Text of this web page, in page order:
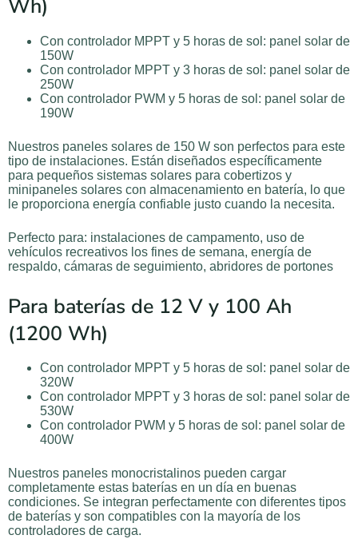
Wh)
Con controlador MPPT y 5 horas de sol: panel solar de
150W
Con controlador MPPT y 3 horas de sol: panel solar de
250W
Con controlador PWM y 5 horas de sol: panel solar de
190W
Nuestros paneles solares de 150 W son perfectos para este
tipo de instalaciones. Están diseñados específicamente
para pequeños sistemas solares para cobertizos y
minipaneles solares con almacenamiento en batería, lo que
le proporciona energía confiable justo cuando la necesita.
Perfecto para: instalaciones de campamento, uso de
vehículos recreativos los fines de semana, energía de
respaldo, cámaras de seguimiento, abridores de portones
Para baterías de 12 V y 100 Ah
(1200 Wh)
Con controlador MPPT y 5 horas de sol: panel solar de
320W
Con controlador MPPT y 3 horas de sol: panel solar de
530W
Con controlador PWM y 5 horas de sol: panel solar de
400W
Nuestros paneles monocristalinos pueden cargar
completamente estas baterías en un día en buenas
condiciones. Se integran perfectamente con diferentes tipos
de baterías y son compatibles con la mayoría de los
controladores de carga.